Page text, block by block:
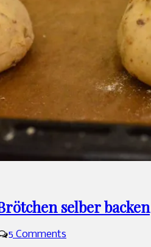
selber backen
5 Comments